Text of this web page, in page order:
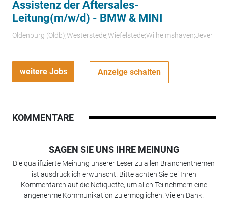
Assistenz der Aftersales-
Leitung(m/w/d) - BMW & MINI
Oldenburg (Oldb);Westerstede;Wiefelstede;Wilhelmshaven;Jever
weitere Jobs Anzeige schalten
KOMMENTARE
SAGEN SIE UNS IHRE MEINUNG
Die qualifizierte Meinung unserer Leser zu allen Branchenthemen
ist ausdrücklich erwünscht. Bitte achten Sie bei Ihren
Kommentaren auf die Netiquette, um allen Teilnehmern eine
angenehme Kommunikation zu ermöglichen. Vielen Dank!